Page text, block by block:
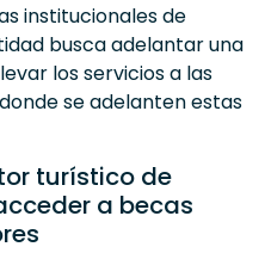
institucionales de
busca adelantar una
los servicios a las
se adelanten estas
turístico de
a becas